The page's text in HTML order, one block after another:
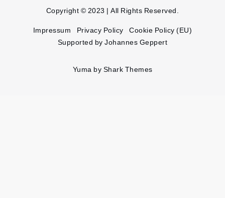
Copyright © 2023 | All Rights Reserved.
Impressum Privacy Policy
Cookie Policy (EU)
Supported by Johannes Geppert
Yuma by Shark Themes